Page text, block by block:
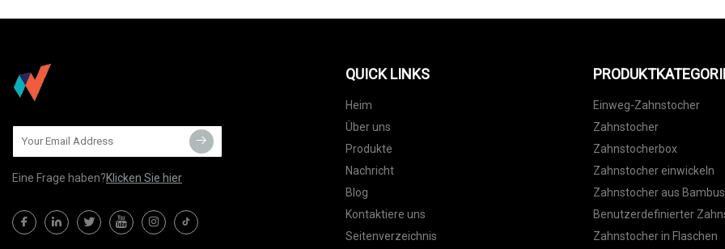
Eine Frage haben?Klicken Sie hier
QUICK LINKS
Heim
Über uns
Produkte
Nachricht
Blog
Kontaktiere uns
Seitenverzeichnis
Einweg-Zahnstocher
Zahnstocher
Zahnstocherbox
Zahnstocher einwickeln
Zahnstocher aus Bambus
Benutzerdefinierter
Zahnstocher in Flaschen